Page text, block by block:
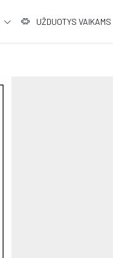
UŽDUOTYS VAIKAMS